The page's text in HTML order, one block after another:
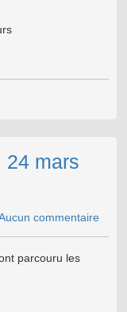
24 mars
commentaire
parcouru les